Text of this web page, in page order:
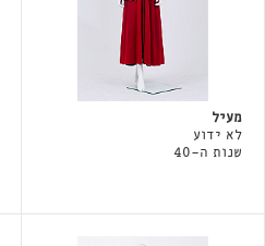
מעיל
לא ידוע
שנות ה-40